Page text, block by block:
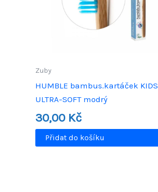
Zuby
HUMBLE bambus.kartáček KIDS
ULTRA-SOFT modrý
30,00 Kč
Přidat do košíku